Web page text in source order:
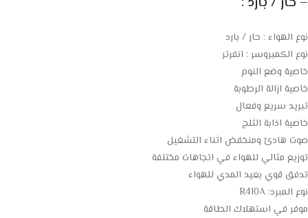
نوع الهواء : حار / بارد
نوع الكمبروسر : انفرتر
خاصية وضع النوم
خاصية ازالة الرطوبة
تبريد سريع وفعال
خاصية اذابة الثلج
صوت هادئ ومنخفض اثناء التشغيل
توزيع مثالي للهواء في اتجاهات مختلفة
تدفق قوي بعيد المدي للهواء
نوع المبرد: R410A
موفر في استهلاك الطاقة